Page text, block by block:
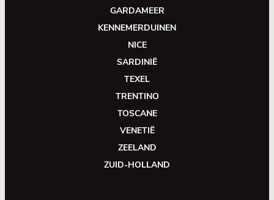
GARDAMEER
KENNEMERDUINEN
NICE
SARDINIË
TEXEL
TRENTINO
TOSCANE
VENETIË
ZEELAND
ZUID-HOLLAND